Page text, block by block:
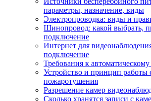
параметры, назначение, виды
Электропроводка: виды и
Шинопровод: какой выбрать,
подключение
Интернет для
подключение
Требования к
Устройство и принцип работы
пожаротушения
Разрешение камер
Сколько хранятся записи с